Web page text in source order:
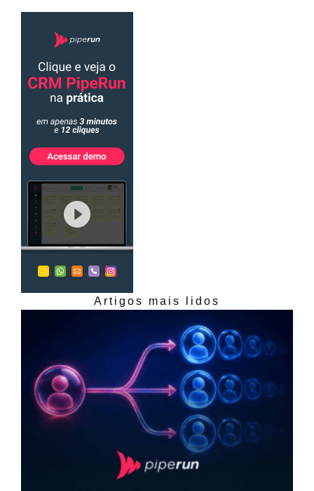
Artigos mais lidos